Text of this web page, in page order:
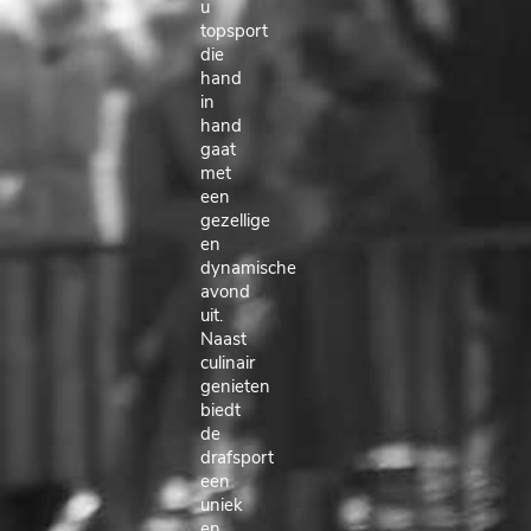
u
topsport
die
hand
in
hand
gaat
met
een
gezellige
en
dynamische
avond
uit.
Naast
culinair
genieten
biedt
de
drafsport
een
uniek